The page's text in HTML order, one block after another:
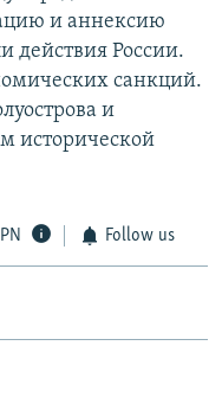
и аннексию
действия России.
санкций.
и
исторической
Follow us